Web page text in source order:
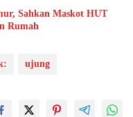
Sahkan Maskot HUT
Rumah
ujung